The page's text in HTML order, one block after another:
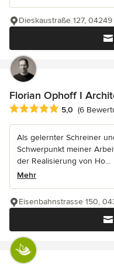
Dieskaustraße 127,
Florian Ophoff I
Durchschnittliche
5,0 (6
Als gelernter Schreiner
Schwerpunkt meiner
der Realisierung von Ho...
Mehr
Eisenbahnstrasse 150,